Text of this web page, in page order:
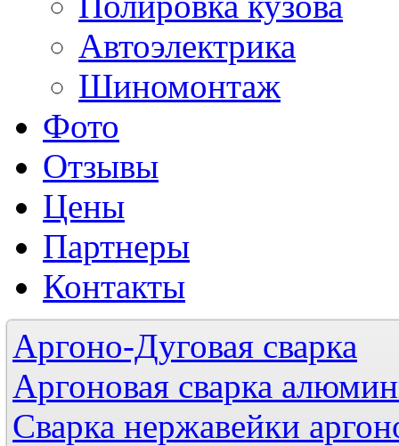
Автоэлектрика
Шиномонтаж
Фото
Отзывы
Цены
Партнеры
Контакты
Аргоно-Дуговая сварка
Аргоновая сварка
Сварка нержавейки